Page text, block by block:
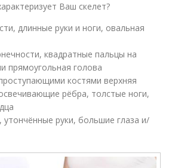
Ваш скелет?
длинные руки и ноги, овальная
квадратные пальцы на
прямоугольная голова
костями верхняя
рёбра, толстые ноги,
утончённые руки, большие глаза и/